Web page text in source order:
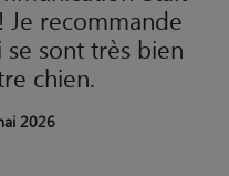
recommande
sont très bien
chien.
2026